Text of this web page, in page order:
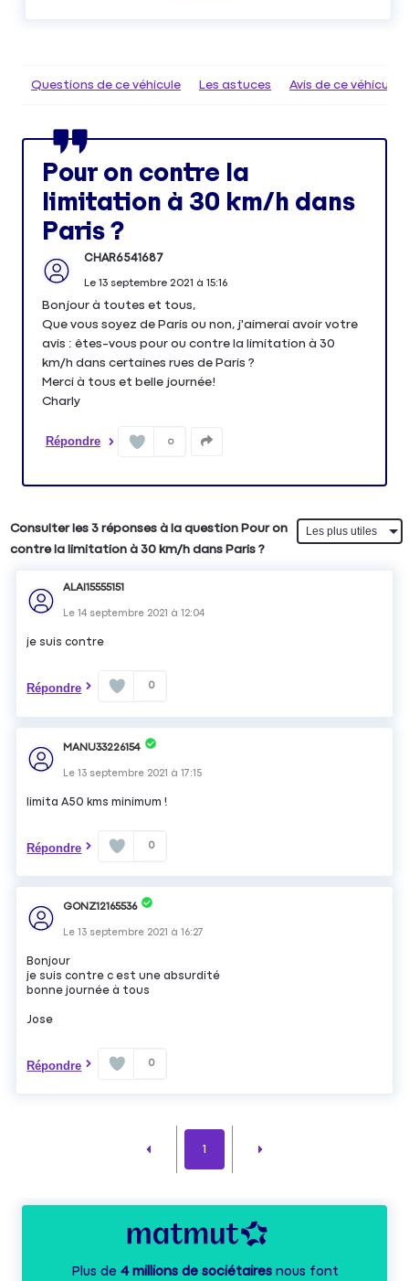
Questions de ce véhicule Les astuces Avis de ce véhicule
Pour on contre la
limitation à 30 km/h dans
Paris ?
CHAR6541687
Le 13 septembre 2021 à 15:16
Bonjour à toutes et tous,
Que vous soyez de Paris ou non, j'aimerai avoir votre
avis : êtes-vous pour ou contre la limitation à 30
km/h dans certaines rues de Paris ?
Merci à tous et belle journée!
Charly
Répondre 0
Consulter les 3 réponses à la question Pour on
contre la limitation à 30 km/h dans Paris ?
ALAI15555151
Le14 septembre 2021 à12:04
je suis contre
Répondre 0
MANU33226154
Le13 septembre 2021 à17:15
limita A50 kms minimum !
Répondre 0
GONZ12165536
Le13 septembre 2021 à16:27
Bonjour
je suis contre c est une absurdité
bonne journée à tous
Jose
Répondre 0
1
Plus de 4 millions de sociétairesnous font